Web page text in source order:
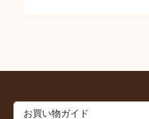
お買い物ガイド